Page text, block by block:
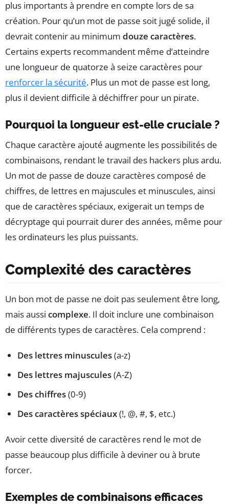
plus importants à prendre en compte lors de sa
création. Pour qu’un mot de passe soit jugé solide, il
devrait contenir au minimum douze caractères.
Certains experts recommandent même d’atteindre
une longueur de quatorze à seize caractères pour
renforcer la sécurité. Plus un mot de passe est long,
plus il devient difficile à déchiffrer pour un pirate.
Pourquoi la longueur est-elle cruciale ?
Chaque caractère ajouté augmente les possibilités de
combinaisons, rendant le travail des hackers plus ardu.
Un mot de passe de douze caractères composé de
chiffres, de lettres en majuscules et minuscules, ainsi
que de caractères spéciaux, exigerait un temps de
décryptage qui pourrait durer des années, même pour
les ordinateurs les plus puissants.
Complexité des caractères
Un bon mot de passe ne doit pas seulement être long,
mais aussi complexe. Il doit inclure une combinaison
de différents types de caractères. Cela comprend :
Des lettres minuscules(a-z)
Des lettres majuscules(A-Z)
Des chiffres(0-9)
Des caractères spéciaux(!, @, #, $, etc.)
Avoir cette diversité de caractères rend le mot de
passe beaucoup plus difficile à deviner ou à brute
forcer.
Exemples de combinaisons efficaces